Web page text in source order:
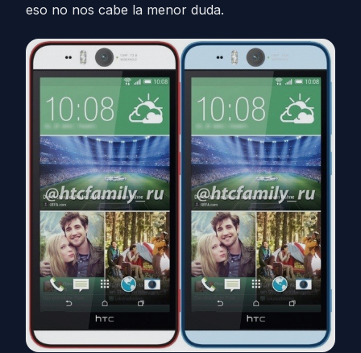
eso no nos cabe la menor duda.